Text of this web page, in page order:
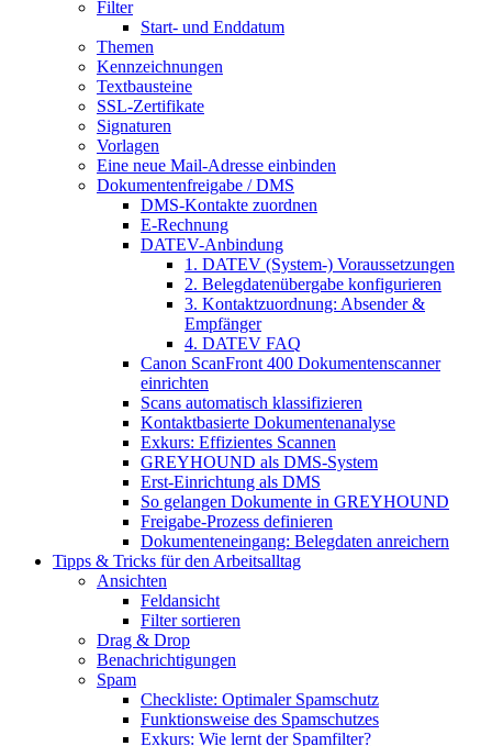
Filter
Start- und Enddatum
Themen
Kennzeichnungen
Textbausteine
SSL-Zertifikate
Signaturen
Vorlagen
Eine neue Mail-Adresse einbinden
Dokumentenfreigabe / DMS
DMS-Kontakte zuordnen
E-Rechnung
DATEV-Anbindung
1. DATEV (System-) Voraussetzungen
2. Belegdatenübergabe konfigurieren
3. Kontaktzuordnung: Absender &
Empfänger
4. DATEV FAQ
Canon ScanFront 400 Dokumentenscanner
einrichten
Scans automatisch klassifizieren
Kontaktbasierte Dokumentenanalyse
Exkurs: Effizientes Scannen
GREYHOUND als DMS-System
Erst-Einrichtung als DMS
So gelangen Dokumente in GREYHOUND
Freigabe-Prozess definieren
Dokumenteneingang: Belegdaten anreichern
Tipps & Tricks für den Arbeitsalltag
Ansichten
Feldansicht
Filter sortieren
Drag & Drop
Benachrichtigungen
Spam
Checkliste: Optimaler Spamschutz
Funktionsweise des Spamschutzes
Exkurs: Wie lernt der Spamfilter?